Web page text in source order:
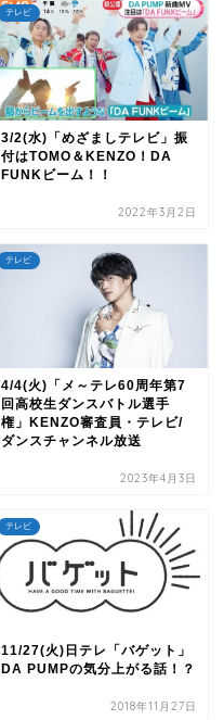
テレビ
3/2(水)「めざましテレビ」振
付はTOMO＆KENZO！DA
FUNKビーム！！
2022年3月2日
テレビ
4/4(火)「メ～テレ60周年第7
回高校生ダンスバトル選手
権」KENZO審査員・テレビ/
ダンスチャンネル放送
2023年4月3日
テレビ
11/27(火)日テレ「バゲット」
DA PUMPの気分上がる話！？
2018年11月27日